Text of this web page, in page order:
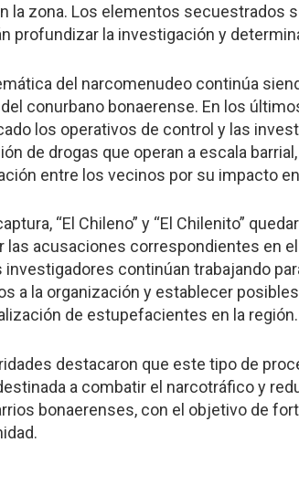
la zona. Los elementos secuestrados
profundizar la investigación y
del narcomenudeo continúa
conurbano bonaerense. En los
los operativos de control y las
de drogas que operan a escala
entre los vecinos por su impacto
“El Chileno” y “El Chilenito”
las acusaciones correspondientes en
investigadores continúan trabajando
a la organización y establecer
de estupefacientes en la región.
destacaron que este tipo de
a combatir el narcotráfico y
bonaerenses, con el objetivo de